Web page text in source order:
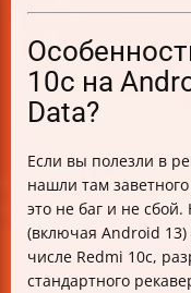
Что делать, если
Признаки
телефона
Итоговая таблица
без Wipe Data
10c на
Data?
Если вы полезли в
нашли там заветного
это не баг и не
(включая Android
числе Redmi 10c,
стандартного